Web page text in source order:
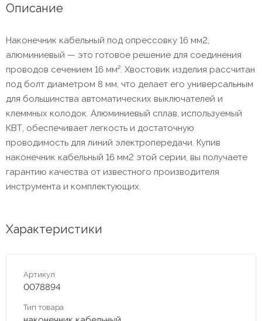
Описание
Наконечник кабельный под опрессовку 16 мм2,
алюминиевый — это готовое решение для соединения
проводов сечением 16 мм². Хвостовик изделия рассчитан
под болт диаметром 8 мм, что делает его универсальным
для большинства автоматических выключателей и
клеммных колодок. Алюминиевый сплав, используемый
КВТ, обеспечивает легкость и достаточную
проводимость для линий электропередачи. Купив
наконечник кабельный 16 мм2 этой серии, вы получаете
гарантию качества от известного производителя
инструмента и комплектующих.
Характеристики
Артикул
0078894
Тип товара